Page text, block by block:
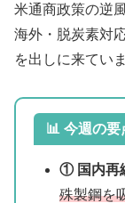
米通商政策の逆
海外・脱炭素対
を出しに来ていま
📊 今週の要
① 国内再
殊製鋼を